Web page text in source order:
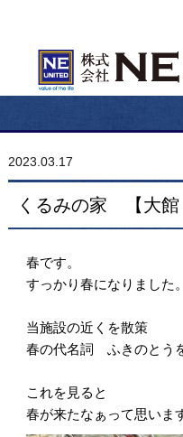
2023.03.17
くるみの家 【大
春です。
すっかり春になりました。
当施設の近くを散策
春の代名詞 ふきのとう
これを見ると
春が来たなぁって思いま